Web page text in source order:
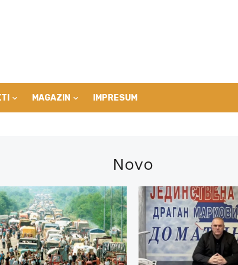
MAGAZIN IMPRESUM
Novo